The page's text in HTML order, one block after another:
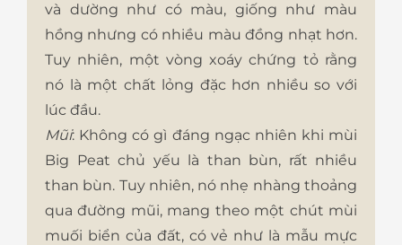
và dường như có màu, giống như màu
hồng nhưng có nhiều màu đồng nhạt hơn.
Tuy nhiên, một vòng xoáy chứng tỏ rằng
nó là một chất lỏng đặc hơn nhiều so với
lúc đầu.
Mũi: Không có gì đáng ngạc nhiên khi mùi
Big Peat chủ yếu là than bùn, rất nhiều
than bùn. Tuy nhiên, nó nhẹ nhàng thoảng
qua đường mũi, mang theo một chút mùi
muối biển của đất, có vẻ như là mẫu mực